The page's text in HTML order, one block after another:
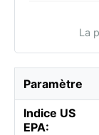
La
Paramètre
Indice US
EPA: